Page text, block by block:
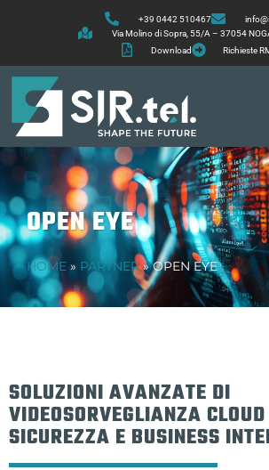
+39 0442 510467
Via Molino di Sopra, 55/A – 37054
Download
Richieste
OPEN EYE
HOME» PARTNER»OPEN EYE
SOLUZIONI AVANZATE DI
VIDEOSORVEGLIANZA
SICUREZZA E BUSINESS